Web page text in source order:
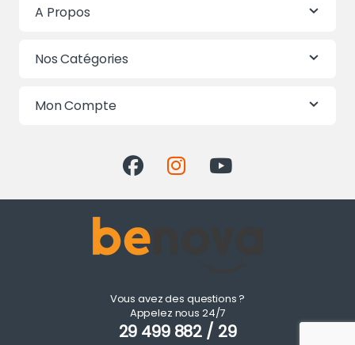
A Propos
Nos Catégories
Mon Compte
Vous avez des questions ?
Appelez nous 24/7
29 499 882 / 29